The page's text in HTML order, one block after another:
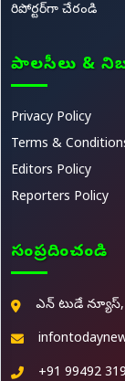
రిపోర్టర్‌గా చేరండి
పాలసీలు &
Privacy Policy
Terms &
Editors Policy
Reporters Policy
సంప్రదించండి
ఎన్ టుడే న్యూస్,
+91 99492